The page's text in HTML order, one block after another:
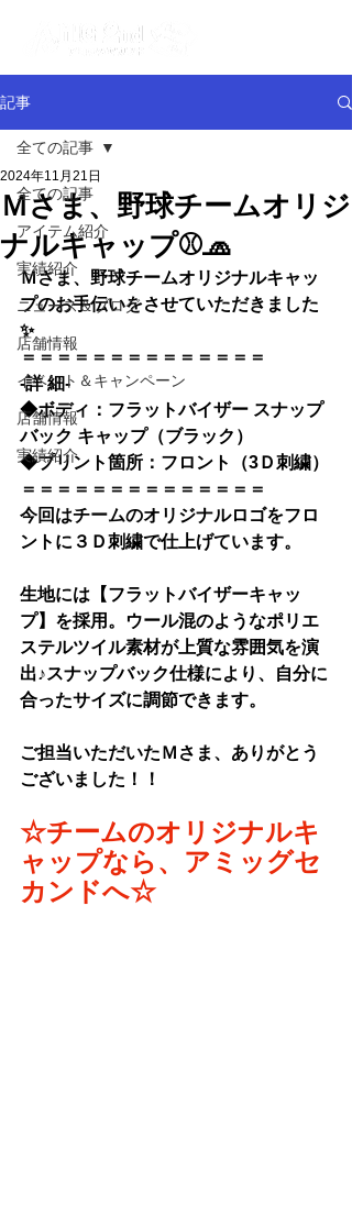
記事
全ての記事
アイテム紹介
実績紹介
ニュース＆ブログ
店舗情報
イベント＆キャンペーン
店舗情報
実績紹介
全ての記事
Ｍさま、野球チームオリジ
ナルキャップ⚾🧢
2024年11月21日
Ｍさま、野球チームオリジナルキャッ
プのお手伝いをさせていただきました
✨
＝＝＝＝＝＝＝＝＝＝＝＝＝＝
-詳 細-
◆ボディ： フラットバイザー スナップ
バック キャップ（ブラック）
◆プリント箇所：フロント（3Ｄ刺繍）
＝＝＝＝＝＝＝＝＝＝＝＝＝＝
今回はチームのオリジナルロゴをフロ
ントに３Ｄ刺繍で仕上げています。
生地には【フラットバイザーキャッ
プ】を採用。ウール混のようなポリエ
ステルツイル素材が上質な雰囲気を演
出♪スナップバック仕様により、自分に
合ったサイズに調節できます。
ご担当いただいたＭさま、ありがとう
ございました！！
☆チームのオリジナルキ
ャップなら、アミッグセ
カンドへ☆